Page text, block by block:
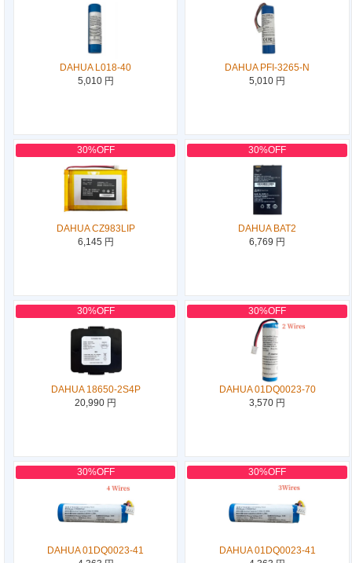
DAHUA L018-40
5,010 円
DAHUA PFI-3265-N
5,010 円
30%OFF
DAHUA CZ983LIP
6,145 円
30%OFF
DAHUA BAT2
6,769 円
30%OFF
DAHUA 18650-2S4P
20,990 円
30%OFF
DAHUA 01DQ0023-70
3,570 円
30%OFF
DAHUA 01DQ0023-41
30%OFF
DAHUA 01DQ0023-41